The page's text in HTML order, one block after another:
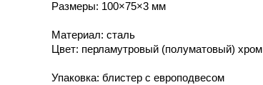
Размеры: 100×75×3 мм
Материал: сталь
Цвет: перламутровый (полуматовый) хром
Упаковка: блистер с европодвесом